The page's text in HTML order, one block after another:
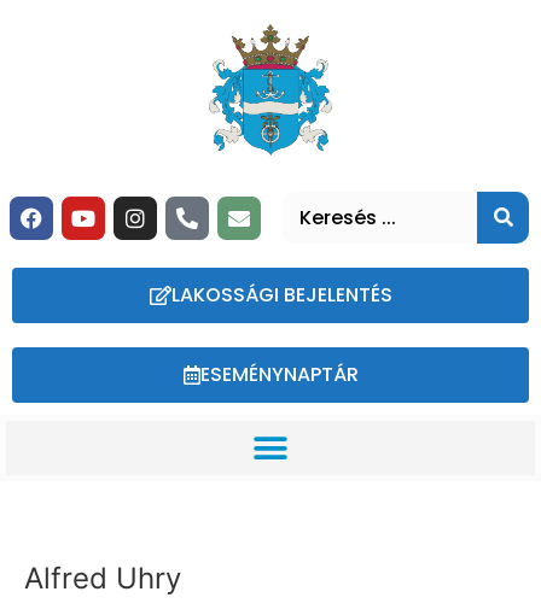
LAKOSSÁGI BEJELENTÉS
ESEMÉNYNAPTÁR
Alfred Uhry